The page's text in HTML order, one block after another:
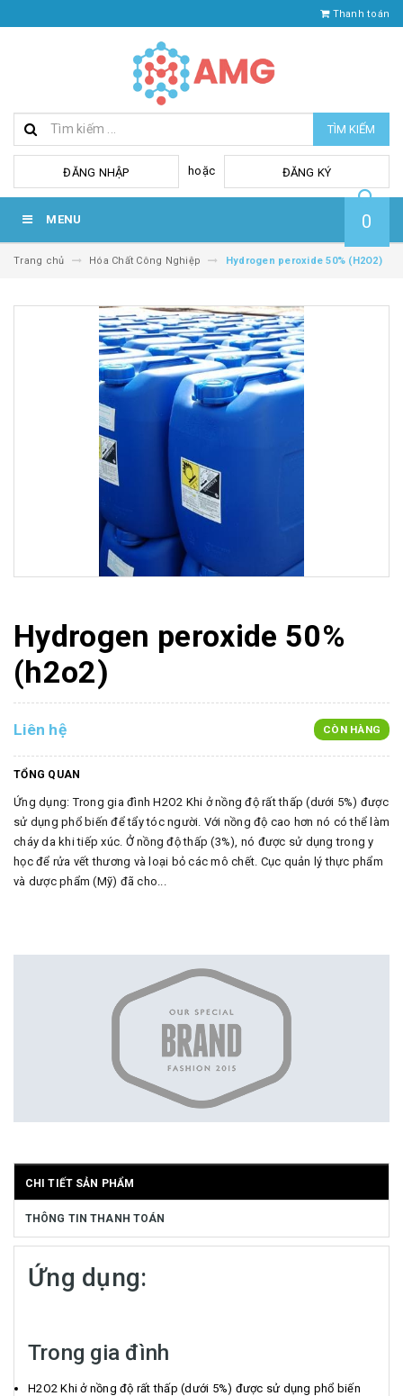
Thanh toán
TÌM KIẾM
ĐĂNG NHẬP hoặc ĐĂNG KÝ
MENU 0
Trang chủ Hóa Chất Công Nghiệp Hydrogen peroxide 50% (H2O2)
Hydrogen peroxide 50%
(h2o2)
Liên hệ CÒN HÀNG
TỔNG QUAN
Ứng dụng: Trong gia đình H2O2 Khi ở nồng độ rất thấp (dưới 5%) được
sử dụng phổ biến để tẩy tóc người. Với nồng độ cao hơn nó có thể làm
cháy da khi tiếp xúc. Ở nồng độ thấp (3%), nó được sử dụng trong y
học để rửa vết thương và loại bỏ các mô chết. Cục quản lý thực phẩm
và dược phẩm (Mỹ) đã cho...
CHI TIẾT SẢN PHẨM
THÔNG TIN THANH TOÁN
Ứng dụng:
Trong gia đình
H2O2 Khi ở nồng độ rất thấp (dưới 5%) được sử dụng phổ biến